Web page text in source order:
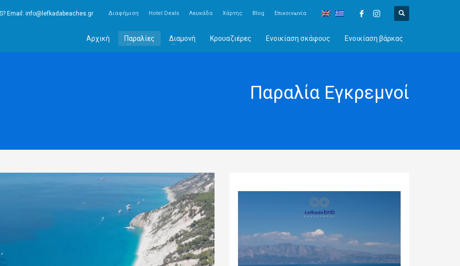
Email: info@lefkadabeaches.gr Διαφήμιση Hotel Deals Λευκάδα Χάρτης Blog Επικοινωνία
Αρχική Παραλίες Διαμονή Κρουαζιέρες Ενοικίαση σκάφους Ενοικίαση βάρκας
Παραλία Εγκρεμνοί